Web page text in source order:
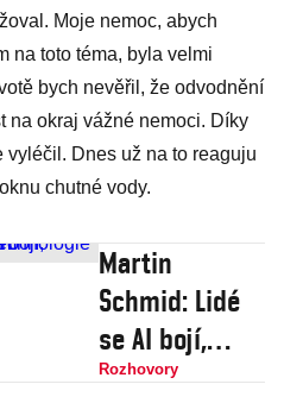
Moje nemoc, abych
na toto téma, byla velmi
bych nevěřil, že odvodnění
na okraj vážné nemoci. Díky
vyléčil. Dnes už na to reaguju
chutné vody.
Martin
Schmid: Lidé
se AI bojí,
protože jí
Rozhovory